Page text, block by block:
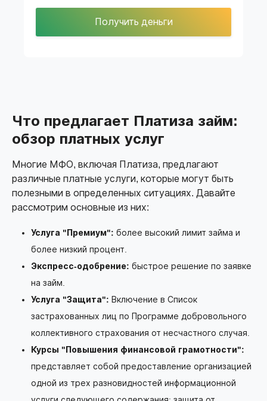
Получить деньги
Что предлагает Платиза займ:
обзор платных услуг
Многие МФО, включая Платиза, предлагают
различные платные услуги, которые могут быть
полезными в определенных ситуациях. Давайте
рассмотрим основные из них:
Услуга "Премиум": более высокий лимит займа и
более низкий процент.
Экспресс-одобрение: быстрое решение по заявке
на займ.
Услуга "Защита": Включение в Список
застрахованных лиц по Программе добровольного
коллективного страхования от несчастного случая.
Курсы "Повышения финансовой грамотности":
представляет собой предоставление организацией
одной из трех разновидностей информационной